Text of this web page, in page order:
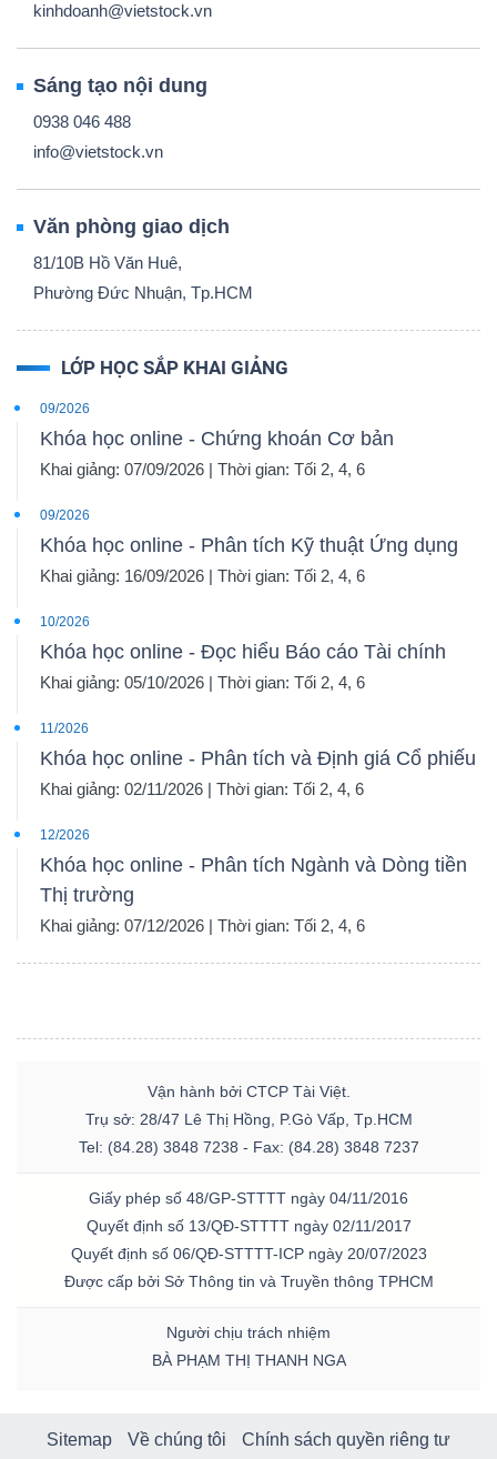
kinhdoanh@vietstock.vn
Sáng tạo nội dung
0938 046 488
info@vietstock.vn
Văn phòng giao dịch
81/10B Hồ Văn Huê,
Phường Đức Nhuận, Tp.HCM
LỚP HỌC SẮP KHAI GIẢNG
09/2026
Khóa học online - Chứng khoán Cơ bản
Khai giảng: 07/09/2026 | Thời gian: Tối 2, 4, 6
09/2026
Khóa học online - Phân tích Kỹ thuật Ứng dụng
Khai giảng: 16/09/2026 | Thời gian: Tối 2, 4, 6
10/2026
Khóa học online - Đọc hiểu Báo cáo Tài chính
Khai giảng: 05/10/2026 | Thời gian: Tối 2, 4, 6
11/2026
Khóa học online - Phân tích và Định giá Cổ phiếu
Khai giảng: 02/11/2026 | Thời gian: Tối 2, 4, 6
12/2026
Khóa học online - Phân tích Ngành và Dòng tiền
Thị trường
Khai giảng: 07/12/2026 | Thời gian: Tối 2, 4, 6
Vận hành bởi CTCP Tài Việt.
Trụ sở: 28/47 Lê Thị Hồng, P.Gò Vấp, Tp.HCM
Tel: (84.28) 3848 7238 - Fax: (84.28) 3848 7237
Giấy phép số 48/GP-STTTT ngày 04/11/2016
Quyết định số 13/QĐ-STTTT ngày 02/11/2017
Quyết định số 06/QĐ-STTTT-ICP ngày 20/07/2023
Được cấp bởi Sở Thông tin và Truyền thông TPHCM
Người chịu trách nhiệm
BÀ PHẠM THỊ THANH NGA
Sitemap Về chúng tôi
Chính sách quyền riêng tư